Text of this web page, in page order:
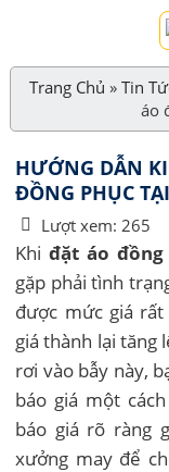
Trang Chủ »Tin
áo
HƯỚNG DẪN
ĐỒNG PHỤC
Lượt xem: 265
Khiđặt áo đồng
gặp phải tình
được mức giá
giá thành lại tăng
rơi vào bẫy này,
báo giá một
báo giá rõ ràng
xưởng may để